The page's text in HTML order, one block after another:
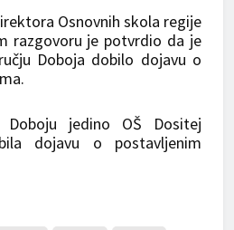
Osnovnih skola regije
razgovoru je potvrdio da je
Doboja dobilo dojavu o
jedino OŠ Dositej
dojavu o postavljenim